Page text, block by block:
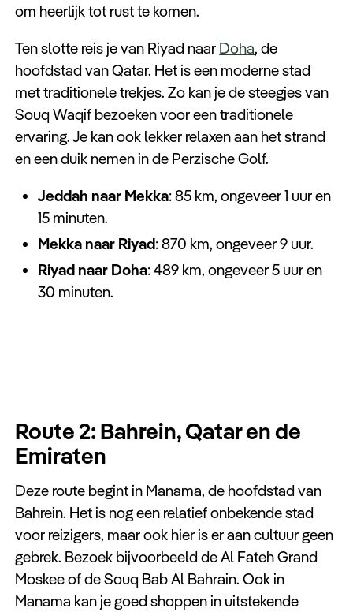
om heerlijk tot rust te komen.
Ten slotte reis je van Riyad naar Doha, de
hoofdstad van Qatar. Het is een moderne stad
met traditionele trekjes. Zo kan je de steegjes van
Souq Waqif bezoeken voor een traditionele
ervaring. Je kan ook lekker relaxen aan het strand
en een duik nemen in de Perzische Golf.
Jeddah naar Mekka: 85 km, ongeveer 1 uur en
15 minuten.
Mekka naar Riyad: 870 km, ongeveer 9 uur.
Riyad naar Doha: 489 km, ongeveer 5 uur en
30 minuten.
Route 2: Bahrein, Qatar en de
Emiraten
Deze route begint in Manama, de hoofdstad van
Bahrein. Het is nog een relatief onbekende stad
voor reizigers, maar ook hier is er aan cultuur geen
gebrek. Bezoek bijvoorbeeld de Al Fateh Grand
Moskee of de Souq Bab Al Bahrain. Ook in
Manama kan je goed shoppen in uitstekende